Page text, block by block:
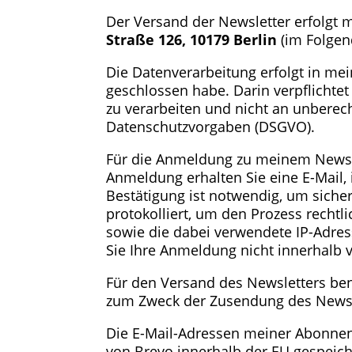
Der Versand der Newsletter erfolgt
Straße 126, 10179 Berlin (im
Die Datenverarbeitung erfolgt in
geschlossen habe. Darin
zu verarbeiten und nicht an
Datenschutzvorgaben (DSGVO).
Für die Anmeldung zu meinem
Anmeldung erhalten Sie eine E-
Bestätigung ist notwendig, um
protokolliert, um den Prozess
sowie die dabei verwendete IP-
Sie Ihre Anmeldung nicht innerhalb
Für den Versand des Newsletters
zum Zweck der Zusendung des
Die E-Mail-Adressen meiner